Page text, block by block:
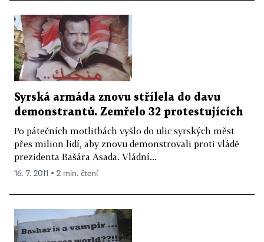
Syrská armáda znovu střílela do davu
demonstrantů. Zemřelo 32 protestujících
Po pátečních motlitbách vyšlo do ulic syrských měst
přes milion lidí, aby znovu demonstrovali proti vládě
prezidenta Bašára Asada. Vládní...
16. 7. 2011 ▪ 2 min. čtení